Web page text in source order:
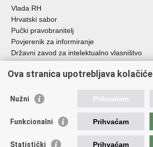
Vlada RH
Hrvatski sabor
Pučki pravobranitelj
Povjerenik za informiranje
Državni zavod za intelektualno vlasništvo
HAKOM
Ostale poveznice
Hrvatski audiovizualni centar
Ova stranica upotrebljava kolačiće
Nužni Prihvaćam
Funkcionalni Prihvaćam
Statistički Prihvaćam